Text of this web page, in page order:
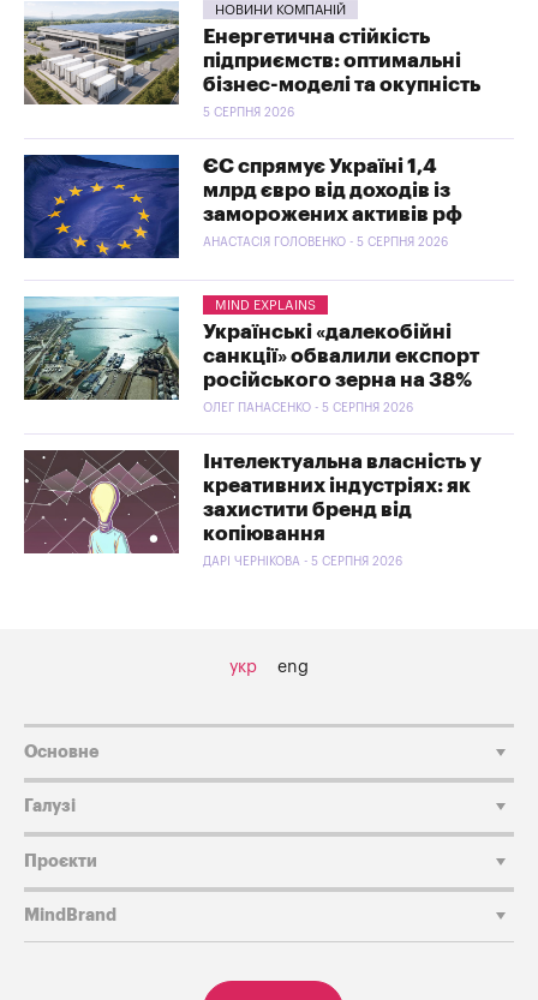
НОВИНИ КОМПАНІЙ
Енергетична стійкість
підприємств: оптимальні
бізнес-моделі та окупність
5 СЕРПНЯ 2026
ЄС спрямує Україні 1,4
млрд євро від доходів із
заморожених активів рф
АНАСТАСІЯ ГОЛОВЕНКО - 5 СЕРПНЯ 2026
MIND EXPLAINS
Українські «далекобійні
санкції» обвалили експорт
російського зерна на 38%
ОЛЕГ ПАНАСЕНКО - 5 СЕРПНЯ 2026
Інтелектуальна власність у
креативних індустріях: як
захистити бренд від
копіювання
ДАРІ ЧЕРНІКОВА - 5 СЕРПНЯ 2026
укр eng
Основне
Галузі
Проєкти
MindBrand